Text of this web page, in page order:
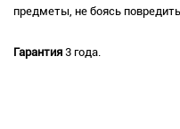
предметы, не боясь
Гарантия 3 года.